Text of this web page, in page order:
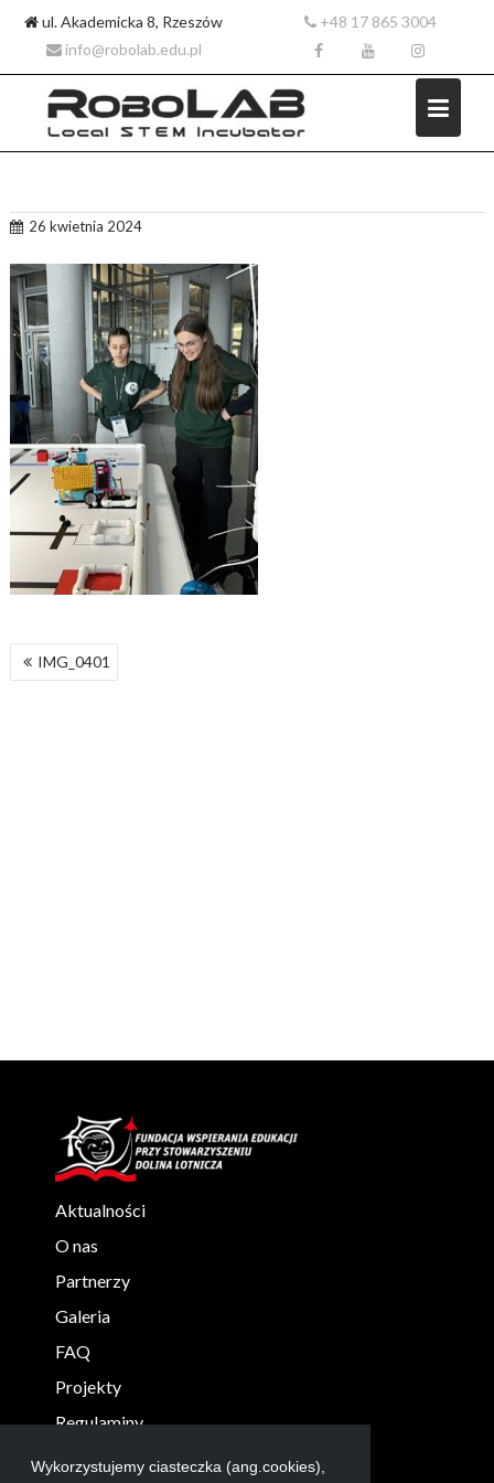
Wykorzystujemy ciasteczka (ang.cookies),
Skip
content
ul. Akademicka 8, Rzeszów
+48 17 865 3004
info@robolab.edu.pl
26 kwietnia 2024
NAWIGACJA
WPISU
IMG_0401
Aktualności
O nas
Partnerzy
Galeria
FAQ
Projekty
Regulaminy
KONTAKT